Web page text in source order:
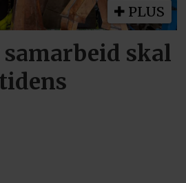
PLUS
skal